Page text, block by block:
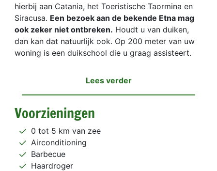
hierbij aan Catania, het Toeristische Taormina en
Siracusa. Een bezoek aan de bekende Etna mag
ook zeker niet ontbreken. Houdt u van duiken,
dan kan dat natuurlijk ook. Op 200 meter van uw
woning is een duikschool die u graag assisteert.
Lees verder
Voorzieningen
0 tot 5 km van zee
Airconditioning
Barbecue
Haardroger